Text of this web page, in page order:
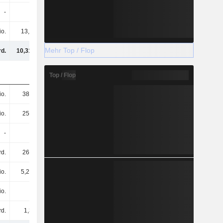
-
13,1 Mio.
10,31 Mrd. 12,11 Mrd.
388 Mio.
251 Mio.
-
268 Mio.
5,25 Mio.
1,3 Mrd.
Mehr Top / Flop
Top / Flop